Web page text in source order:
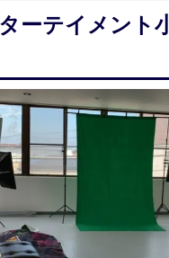
ーテイメント